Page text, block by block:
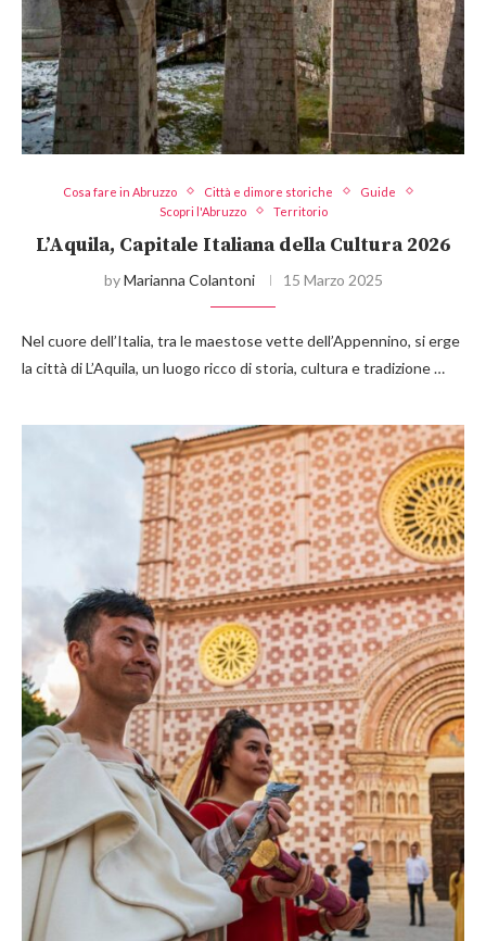
Cosa fare in Abruzzo Città e dimore storiche
Guide
Scopri l'Abruzzo
Territorio
L’Aquila, Capitale Italiana della Cultura 2026
byMarianna Colantoni 15 Marzo 2025
Nel cuore dell’Italia, tra le maestose vette dell’Appennino, si erge
la città di L’Aquila, un luogo ricco di storia, cultura e tradizione …